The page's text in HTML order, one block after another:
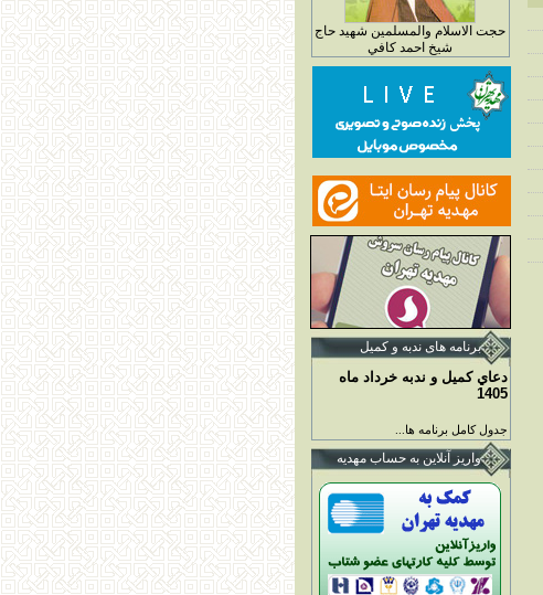
حجت الاسلام والمسلمين شهيد حاج
شيخ احمد کافي
برنامه های ندبه و کمیل
دعاي کميل و ندبه خرداد ماه
1405
جدول کامل برنامه ها...
واريز آنلاين به حساب مهديه